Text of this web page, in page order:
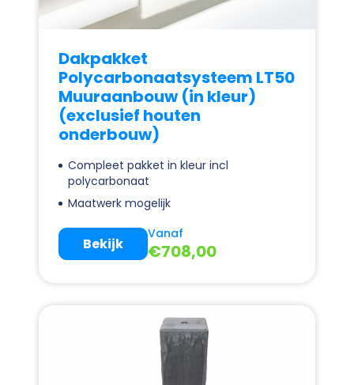
Dakpakket
Polycarbonaatsysteem LT50
Muuraanbouw (in kleur)
(exclusief houten
onderbouw)
Compleet pakket in kleur incl
polycarbonaat
Maatwerk mogelijk
Vanaf
€708,00
Bekijk